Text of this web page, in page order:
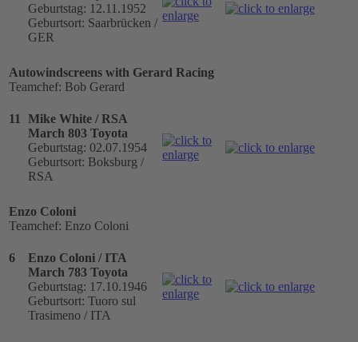
Geburtstag: 12.11.1952
Geburtsort: Saarbrücken /
GER
Autowindscreens with Gerard Racing
Teamchef: Bob Gerard
11
Mike White / RSA
March 803 Toyota
Geburtstag: 02.07.1954
Geburtsort: Boksburg /
RSA
Enzo Coloni
Teamchef: Enzo Coloni
6
Enzo Coloni / ITA
March 783 Toyota
Geburtstag: 17.10.1946
Geburtsort: Tuoro sul
Trasimeno / ITA